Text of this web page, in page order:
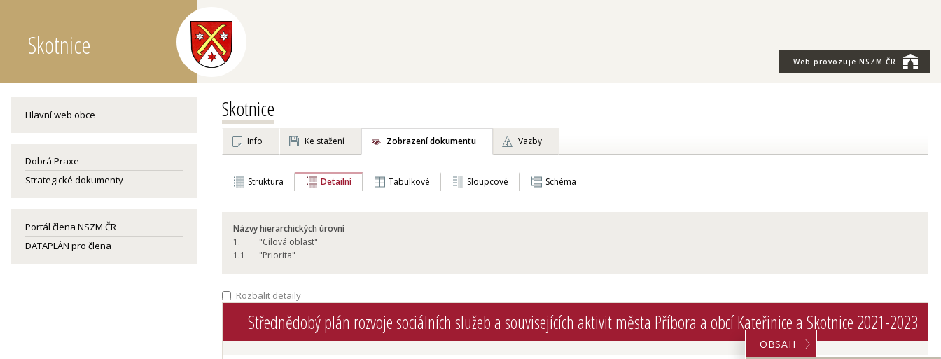
Skotnice
Web provozuje NSZM ČR
Hlavní web obce
Dobrá Praxe
Strategické dokumenty
Portál člena NSZM ČR
DATAPLÁN pro člena
Skotnice
Info Ke stažení Zobrazení dokumentu Vazby
Struktura Detailní Tabulkové Sloupcové Schéma
Názvy hierarchických úrovní
1.
"Cílová oblast"
1.1 "Priorita"
OBSAH
Rozbalit detaily
Střednědobý plán rozvoje sociálních služeb a souvisejících aktivit města Příbora a obcí Kateřinice a Skotnice 2021-2023